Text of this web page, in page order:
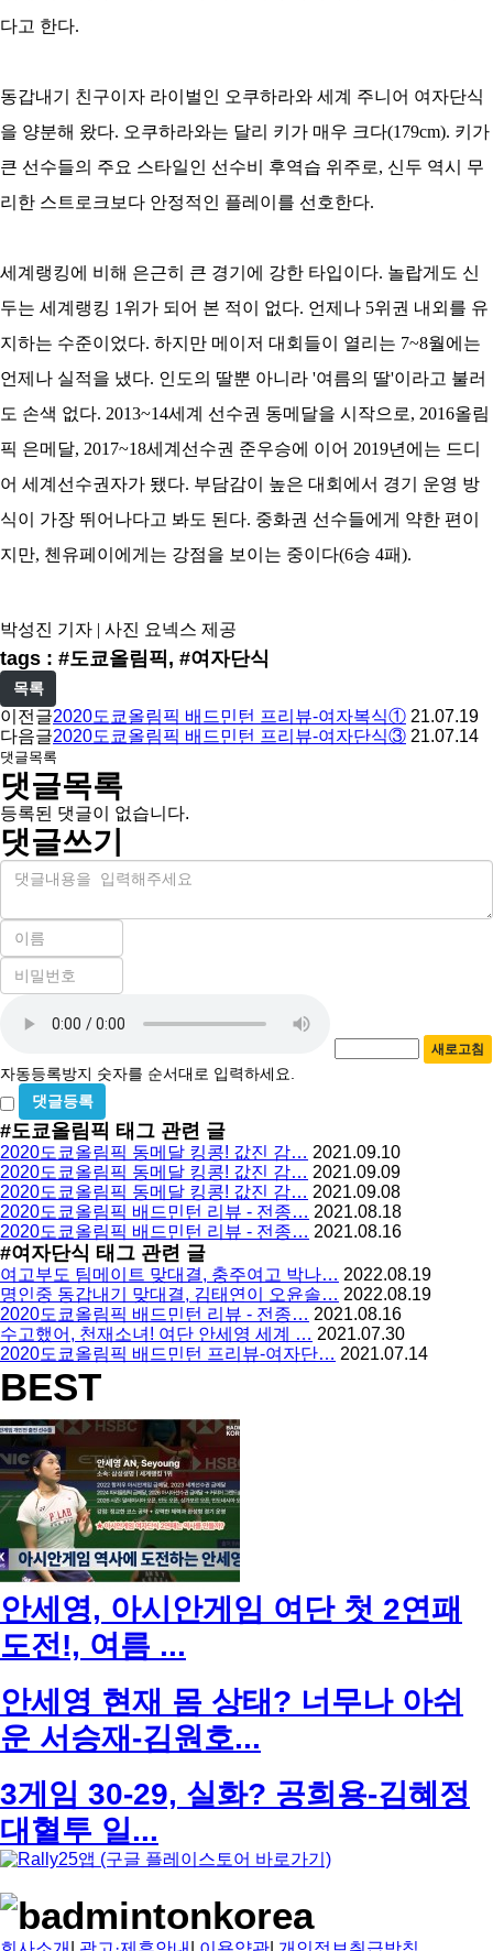
다고 한다.
동갑내기 친구이자 라이벌인 오쿠하라와 세계 주니어 여자단식
을 양분해 왔다. 오쿠하라와는 달리 키가 매우 크다(179cm). 키가
큰 선수들의 주요 스타일인 선수비 후역습 위주로, 신두 역시 무
리한 스트로크보다 안정적인 플레이를 선호한다.
세계랭킹에 비해 은근히 큰 경기에 강한 타입이다. 놀랍게도 신
두는 세계랭킹 1위가 되어 본 적이 없다. 언제나 5위권 내외를 유
지하는 수준이었다. 하지만 메이저 대회들이 열리는 7~8월에는
언제나 실적을 냈다. 인도의 딸뿐 아니라 '여름의 딸'이라고 불러
도 손색 없다. 2013~14세계 선수권 동메달을 시작으로, 2016올림
픽 은메달, 2017~18세계선수권 준우승에 이어 2019년에는 드디
어 세계선수권자가 됐다. 부담감이 높은 대회에서 경기 운영 방
식이 가장 뛰어나다고 봐도 된다. 중화권 선수들에게 약한 편이
지만, 첸유페이에게는 강점을 보이는 중이다(6승 4패).
박성진 기자 | 사진 요넥스 제공
tags : #도쿄올림픽, #여자단식
목록
이전글2020도쿄올림픽 배드민턴 프리뷰-여자복식① 21.07.19
다음글2020도쿄올림픽 배드민턴 프리뷰-여자단식③ 21.07.14
댓글목록
댓글목록
등록된 댓글이 없습니다.
댓글쓰기
내
이
필
수
비
밀
수
록
방
지
새로고침
자동등록방지 숫자를 순서대로 입력하세요.
비
밀
글
사
용
#도쿄올림픽 태그 관련 글
2020도쿄올림픽 동메달 킹콩! 값진 감… 2021.09.10
2020도쿄올림픽 동메달 킹콩! 값진 감… 2021.09.09
2020도쿄올림픽 동메달 킹콩! 값진 감… 2021.09.08
2020도쿄올림픽 배드민턴 리뷰 - 전종… 2021.08.18
2020도쿄올림픽 배드민턴 리뷰 - 전종… 2021.08.16
#여자단식 태그 관련 글
여고부도 팀메이트 맞대결, 충주여고 박나… 2022.08.19
명인중 동갑내기 맞대결, 김태연이 오윤솔… 2022.08.19
2020도쿄올림픽 배드민턴 리뷰 - 전종… 2021.08.16
수고했어, 천재소녀! 여단 안세영 세계 … 2021.07.30
2020도쿄올림픽 배드민턴 프리뷰-여자단… 2021.07.14
BEST
안세영, 아시안게임 여단 첫 2연패
도전!, 여름 ...
안세영 현재 몸 상태? 너무나 아쉬
운 서승재-김원호...
3게임 30-29, 실화? 공희용-김혜정
대혈투 일...